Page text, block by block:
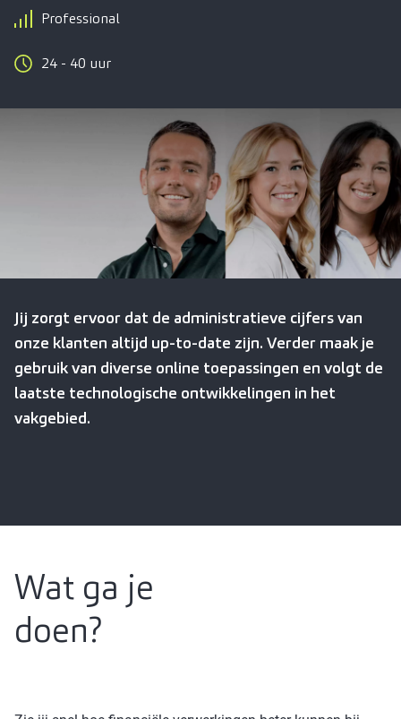
Professional
24 - 40 uur
Jij zorgt ervoor dat de administratieve cijfers van
onze klanten altijd up-to-date zijn. Verder maak je
gebruik van diverse online toepassingen en volgt de
laatste technologische ontwikkelingen in het
vakgebied.
Wat ga je
doen?